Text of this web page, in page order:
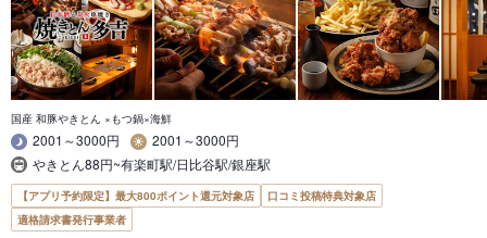
国産 和豚やきとん ×もつ鍋×海鮮
2001～3000円
2001～3000円
やきとん88円~有楽町駅/日比谷駅/銀座駅
【アプリ予約限定】最大800ポイント還元対象店
口コミ投稿特典対象店
適格請求書発行事業者